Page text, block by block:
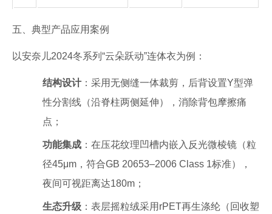
五、典型产品应用案例
以安奈儿2024冬系列“云朵跃动”连体衣为例：
结构设计：采用无侧缝一体裁剪，后背设置Y型弹
性分割线（沿脊柱两侧延伸），消除背包摩擦痛
点；
功能集成 ：在压花纹理凹槽内嵌入反光微棱镜（粒
径45μm，符合GB 20653–2006 Class 1标准），
夜间可视距离达180m；
生态升级 ：表层摇粒绒采用rPET再生涤纶（回收塑